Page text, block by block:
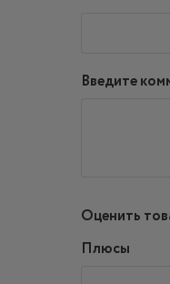
Введите
Оценить
Плюсы